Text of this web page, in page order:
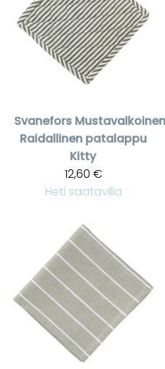
Svanefors Mustavalkoinen
Raidallinen patalappu
Kitty
12,60 €
Heti saatavilla